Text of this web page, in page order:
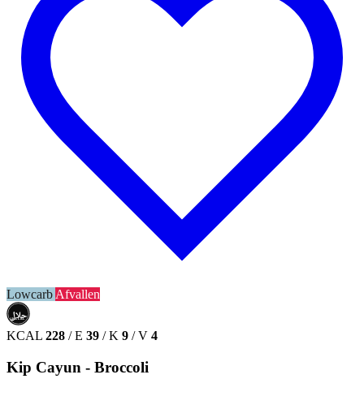
LowcarbAfvallen
حلال
HALAL
KCAL 228 / E 39 / K 9 / V 4
Kip Cayun - Broccoli